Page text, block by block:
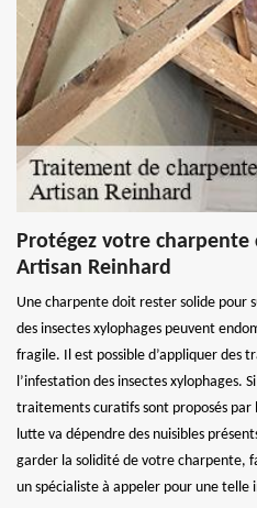
Protégez votre charpente
Artisan Reinhard
Une charpente doit rester solide pour
des insectes xylophages peuvent
fragile. Il est possible d’appliquer des
l’infestation des insectes xylophages.
traitements curatifs sont proposés par
lutte va dépendre des nuisibles
garder la solidité de votre charpente,
un spécialiste à appeler pour une telle